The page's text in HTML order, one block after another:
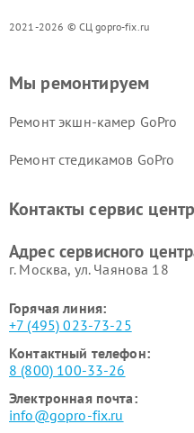
2021-2026 © СЦ gopro-fix.ru
Мы ремонтируем
Ремонт экшн-камер GoPro
Ремонт стедикамов GoPro
Контакты сервис
Адрес сервисного
г. Москва, ул. Чаянова 18
Горячая линия:
+7 (495) 023-73-25
Контактный телефон:
8 (800) 100-33-26
Электронная почта:
info@gopro-fix.ru